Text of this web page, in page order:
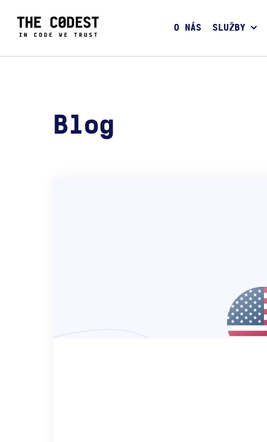
O NÁS SLUŽBY
Blog